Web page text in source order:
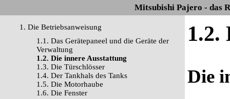
Mitsubishi Pajero - das
1. Die Betriebsanweisung
1.1. Das Gerätepaneel und die Geräte der
Verwaltung
1.2. Die innere Ausstattung
1.3. Die Türschlösser
1.4. Der Tankhals des Tanks
1.5. Die Motorhaube
1.6. Die Fenster
1.2.
Die